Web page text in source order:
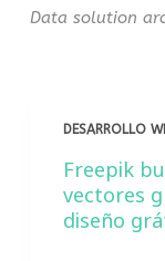
Data solution
DESARROLLO
Freepik
vectores
diseño